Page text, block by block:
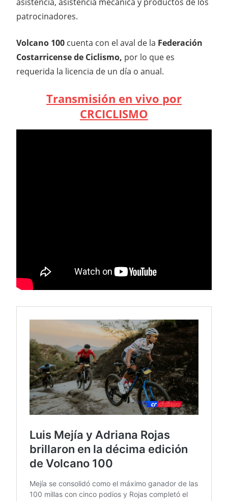
patrocinadores.
Volcano 100 cuenta con el aval de la Federación
Costarricense de Ciclismo, por lo que es
requerida la licencia de un día o anual.
Transmisión en vivo por
CRCICLISMO